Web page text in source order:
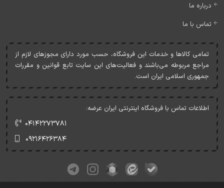
درباره ما
تماس با ما
تمامی کالاها و خدمات اين فروشگاه، حسب مورد دارای مجوزهای لازم از
مراجع مربوطه می‌باشند و فعاليت‌های اين سايت تابع قوانين و مقررات
جمهوری اسلامی ايران است.
اطلاعات تماس با فروشگاه اینترنتی ایران عرضه:
۰۴۱۴۲۲۷۳۷۸۱
۰۹۲۱۶۴۲۶۳۸۴